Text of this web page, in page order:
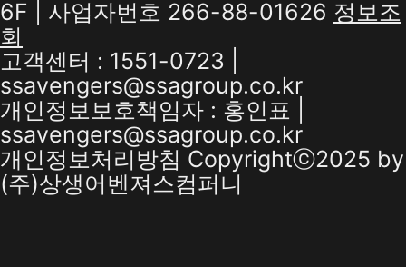
6F | 사업자번호 266-88-01626 정보조
회
고객센터 : 1551-0723 |
ssavengers@ssagroup.co.kr
개인정보보호책임자 : 홍인표 |
ssavengers@ssagroup.co.kr
개인정보처리방침 Copyrightⓒ2025 by
(주)상생어벤져스컴퍼니